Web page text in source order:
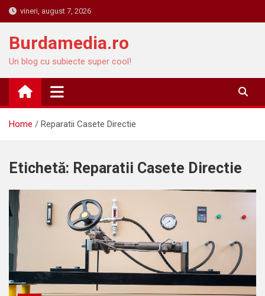
Skip
to
content
vineri, august 7, 2026
Burdamedia.ro
Un blog cu subiecte super cool!
Home Reparatii Casete Directie
Etichetă: Reparatii Casete Directie